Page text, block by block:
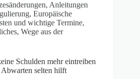
, Anleitungen
, Europäische
und wichtige Termine,
, Wege aus der
Schulden mehr eintreiben
selten hilft